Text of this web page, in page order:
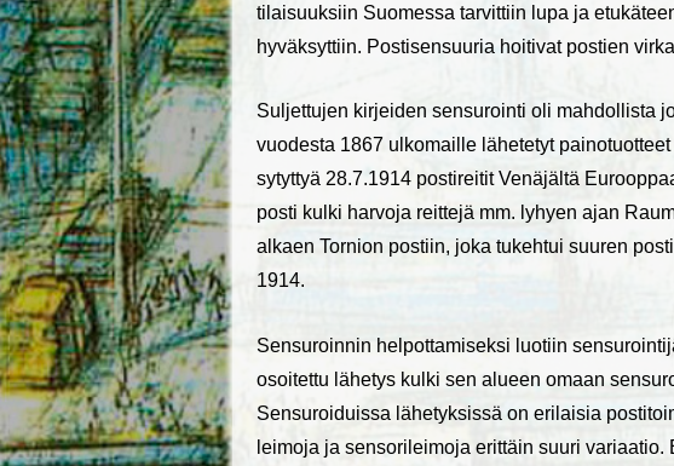
tilaisuuksiin Suomessa tarvittiin lupa ja
hyväksyttiin. Postisensuuria hoitivat postien
Suljettujen kirjeiden sensurointi oli mahdollista
vuodesta 1867 ulkomaille lähetetyt
sytyttyä 28.7.1914 postireitit Venäjältä
posti kulki harvoja reittejä mm. lyhyen ajan
alkaen Tornion postiin, joka tukehtui suuren
1914.
Sensuroinnin helpottamiseksi luotiin
osoitettu lähetys kulki sen alueen omaan
Sensuroiduissa lähetyksissä on erilaisia
leimoja ja sensorileimoja erittäin suuri